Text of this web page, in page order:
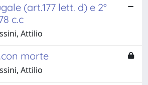
(art.177 lett. d) e 2°
c.c
Attilio
morte
Attilio